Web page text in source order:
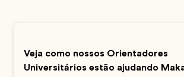
Veja como nossos Orientadores
Universitários estão ajudando